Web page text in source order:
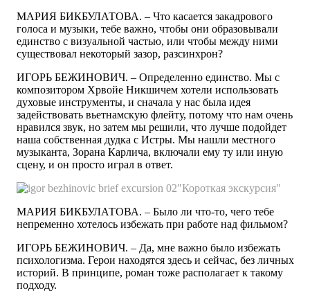
МАРИЯ БИКБУЛАТОВА. – Что касается закадрового
голоса и музыки, тебе важно, чтобы они образовывали
единство с визуальной частью, или чтобы между ними
существовал некоторый зазор, разсинхрон?
ИГОРЬ БЕЖИНОВИЧ. – Определенно единство. Мы с
композитором Хрвойе Никшичем хотели использовать
духовые инструменты, и сначала у нас была идея
задействовать вьетнамскую флейту, потому что нам очень
нравился звук, но затем мы решили, что лучше подойдет
наша собственная дудка с Истры. Мы нашли местного
музыканта, Зорана Карлича, включали ему ту или иную
сцену, и он просто играл в ответ.
"Короткая экскурсия"
МАРИЯ БИКБУЛАТОВА. – Было ли что-то, чего тебе
непременно хотелось избежать при работе над фильмом?
ИГОРЬ БЕЖИНОВИЧ. – Да, мне важно было избежать
психологизма. Герои находятся здесь и сейчас, без личных
историй. В принципе, роман тоже располагает к такому
подходу.